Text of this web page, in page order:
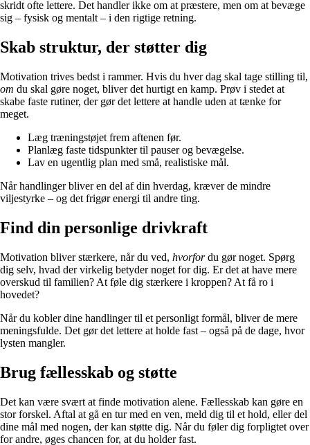
skridt ofte lettere. Det handler ikke om at præstere, men om at bevæge
sig – fysisk og mentalt – i den rigtige retning.
Skab struktur, der støtter dig
Motivation trives bedst i rammer. Hvis du hver dag skal tage stilling til,
om du skal gøre noget, bliver det hurtigt en kamp. Prøv i stedet at
skabe faste rutiner, der gør det lettere at handle uden at tænke for
meget.
Læg træningstøjet frem aftenen før.
Planlæg faste tidspunkter til pauser og bevægelse.
Lav en ugentlig plan med små, realistiske mål.
Når handlinger bliver en del af din hverdag, kræver de mindre
viljestyrke – og det frigør energi til andre ting.
Find din personlige drivkraft
Motivation bliver stærkere, når du ved, hvorfordu gør noget. Spørg
dig selv, hvad der virkelig betyder noget for dig. Er det at have mere
overskud til familien? At føle dig stærkere i kroppen? At få ro i
hovedet?
Når du kobler dine handlinger til et personligt formål, bliver de mere
meningsfulde. Det gør det lettere at holde fast – også på de dage, hvor
lysten mangler.
Brug fællesskab og støtte
Det kan være svært at finde motivation alene. Fællesskab kan gøre en
stor forskel. Aftal at gå en tur med en ven, meld dig til et hold, eller del
dine mål med nogen, der kan støtte dig. Når du føler dig forpligtet over
for andre, øges chancen for, at du holder fast.